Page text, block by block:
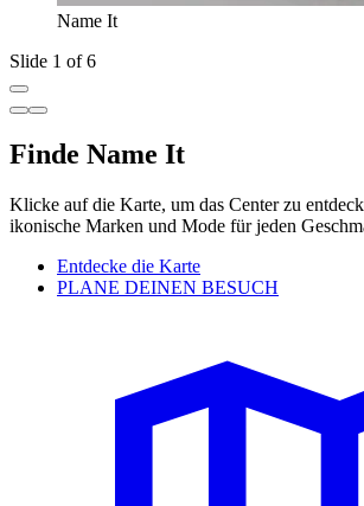
Name It
Slide 1 of 6
Finde Name It
Klicke auf die Karte, um das Center zu
ikonische Marken und Mode für jeden
Entdecke die Karte
PLANE DEINEN BESUCH